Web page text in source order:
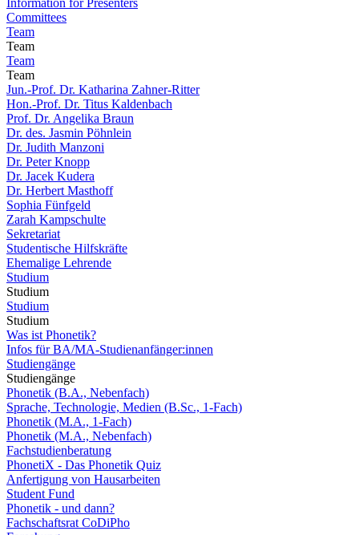
Information for Presenters
Committees
Team
Team
Team
Team
Jun.-Prof. Dr. Katharina Zahner-Ritter
Hon.-Prof. Dr. Titus Kaldenbach
Prof. Dr. Angelika Braun
Dr. des. Jasmin Pöhnlein
Dr. Judith Manzoni
Dr. Peter Knopp
Dr. Jacek Kudera
Dr. Herbert Masthoff
Sophia Fünfgeld
Zarah Kampschulte
Sekretariat
Studentische Hilfskräfte
Ehemalige Lehrende
Studium
Studium
Studium
Studium
Was ist Phonetik?
Infos für BA/MA-Studienanfänger:innen
Studiengänge
Studiengänge
Phonetik (B.A., Nebenfach)
Sprache, Technologie, Medien (B.Sc., 1-Fach)
Phonetik (M.A., 1-Fach)
Phonetik (M.A., Nebenfach)
Fachstudienberatung
PhonetiX - Das Phonetik Quiz
Anfertigung von Hausarbeiten
Student Fund
Phonetik - und dann?
Fachschaftsrat CoDiPho